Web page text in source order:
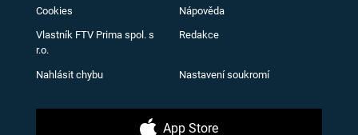
Cookies Nápověda
Vlastník FTV Prima spol. s
r.o.
Redakce
Nahlásit chybu Nastavení soukromí
App Store